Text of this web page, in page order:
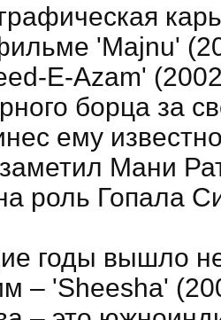
'Majnu'
E-Azam'
борца за
ему
Мани
роль Гопала
годы вышло
– 'Sheesha'